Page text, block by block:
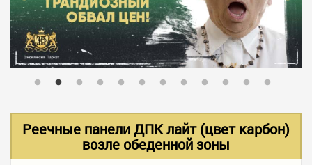
АССОРТИМЕНТ
В НАЛИЧИИ
АКЦИИ
Реечные панели ДПК лайт (цвет карбон)
возле обеденной зоны